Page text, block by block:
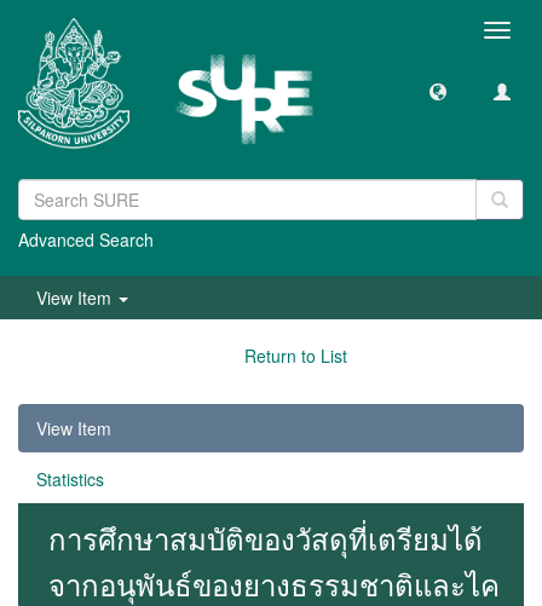
Advanced Search
View Item
Return to List
View Item
Statistics
การศึกษาสมบัติของวัสดุที่เตรียมได้
จากอนุพันธ์ของยางธรรมชาติและไค